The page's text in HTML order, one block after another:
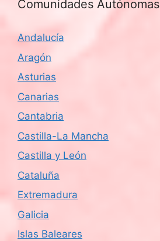
Comunidades Autónomas
Andalucía
Aragón
Asturias
Canarias
Cantabria
Castilla-La Mancha
Castilla y León
Cataluña
Extremadura
Galicia
Islas Baleares